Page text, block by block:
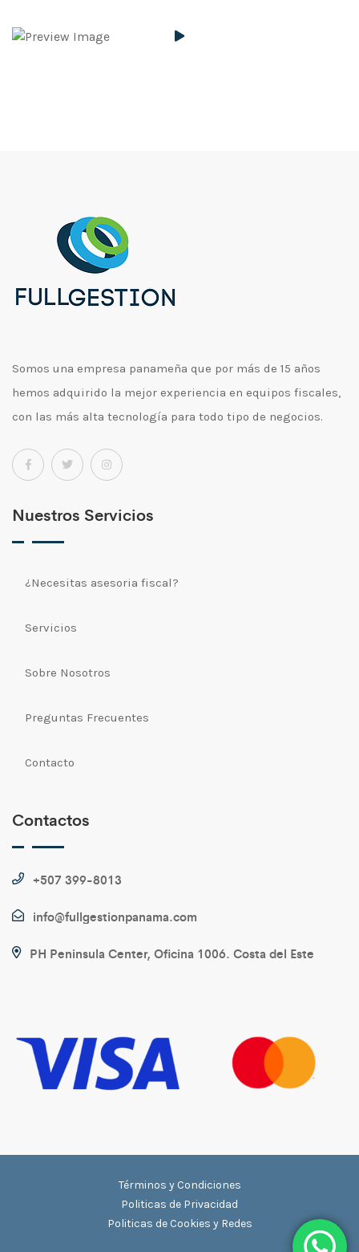
Somos una empresa panameña que por más de 15 años
hemos adquirido la mejor experiencia en equipos fiscales,
con las más alta tecnología para todo tipo de negocios.
Nuestros Servicios
¿Necesitas asesoria fiscal?
Servicios
Sobre Nosotros
Preguntas Frecuentes
Contacto
Contactos
+507 399-8013
info@fullgestionpanama.com
PH Peninsula Center, Oficina 1006. Costa del Este
Términos y Condiciones
Politicas de Privacidad
Politicas de Cookies y Redes